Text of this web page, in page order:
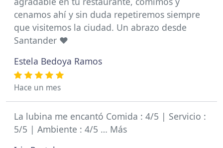
cenamos ahí y sin duda repetiremos siempre
que visitemos la ciudad. Un abrazo desde
Santander ❤️
Estela Bedoya Ramos
Hace un mes
La lubina me encantó Comida : 4/5 | Servicio :
5/5 | Ambiente : 4/5 … Más